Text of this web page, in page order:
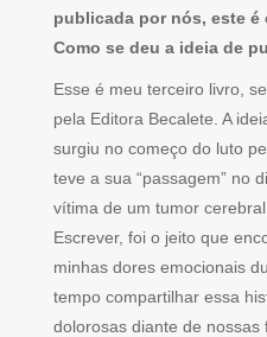
publicada por nós, este é
Como se deu a ideia de
Esse é meu terceiro livro,
pela Editora Becalete. A
surgiu no começo do luto
teve a sua “passagem” no
vítima de um tumor
Escrever, foi o jeito que
minhas dores emocionais
tempo compartilhar essa
dolorosas diante de nossas